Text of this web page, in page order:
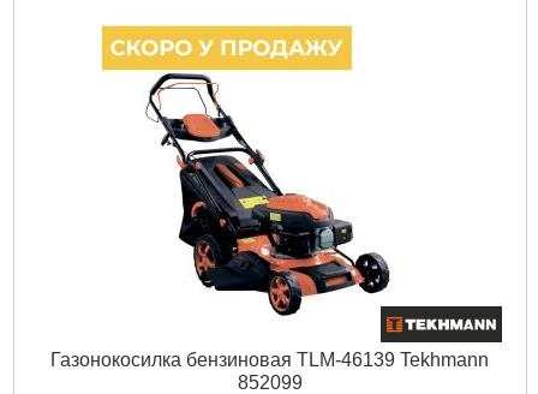
Газонокосилка бензиновая TLM-46139 Tekhmann
852099